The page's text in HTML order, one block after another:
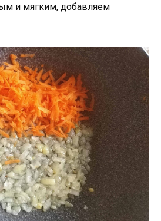
и мягким, добавляем